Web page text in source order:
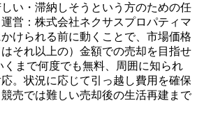
い・滞納しそうという方のための任
営：株式会社ネクサスプロパティマ
けられる前に動くことで、市場価格
それ以上の）金額での売却を目指せ
くまで何度でも無料、周囲に知られ
。状況に応じて引っ越し費用を確保
売では難しい売却後の生活再建まで